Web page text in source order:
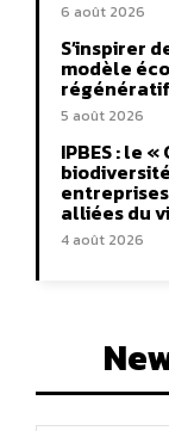
6 août 2026
S’inspirer
modèle
5 août 2026
IPBES : le «
alliées du
4 août 2026